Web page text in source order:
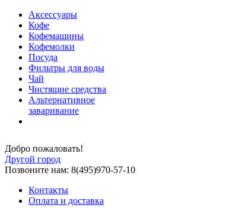
Аксессуары
Кофе
Кофемашины
Кофемолки
Посуда
Фильтры для воды
Чай
Чистящие средства
Альтернативное
заваривание
Добро пожаловать!
Другой город
Позвоните нам: 8(495)970-57-10
Контакты
Оплата и доставка